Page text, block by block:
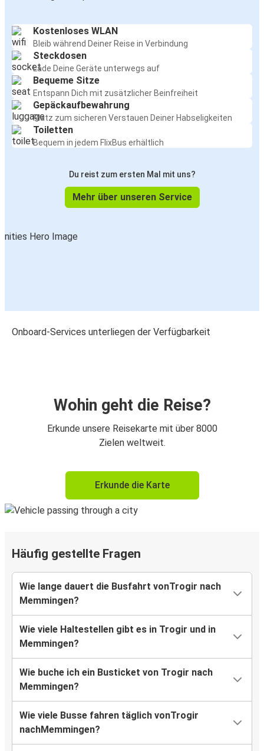
Kostenloses WLAN
Bleib während Deiner Reise in Verbindung
Steckdosen
Lade Deine Geräte unterwegs auf
Bequeme Sitze
Entspann Dich mit zusätzlicher Beinfreiheit
Gepäckaufbewahrung
Platz zum sicheren Verstauen Deiner Habseligkeiten
Toiletten
Bequem in jedem FlixBus erhältlich
Du reist zum ersten Mal mit uns?
Mehr über unseren Service
Onboard-Services unterliegen der Verfügbarkeit
Wohin geht die Reise?
Erkunde unsere Reisekarte mit über 8000
Zielen weltweit.
Erkunde die Karte
Häufig gestellte Fragen
Wie lange dauert die Busfahrt vonTrogir nach
Memmingen?
Wie viele Haltestellen gibt es in Trogir und in
Memmingen?
Wie buche ich ein Busticket von Trogir nach
Memmingen?
Wie viele Busse fahren täglich vonTrogir
nachMemmingen?